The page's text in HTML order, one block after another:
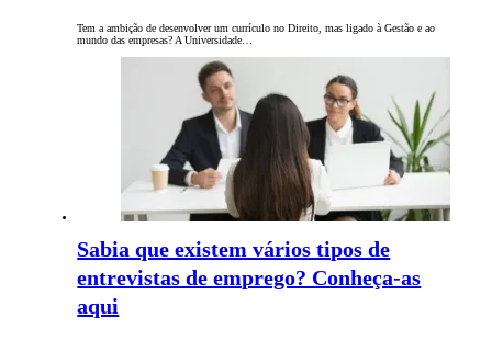
Tem a ambição de desenvolver um currículo no Direito, mas ligado à Gestão e ao
mundo das empresas? A Universidade…
Sabia que existem vários tipos de
entrevistas de emprego? Conheça-as
aqui